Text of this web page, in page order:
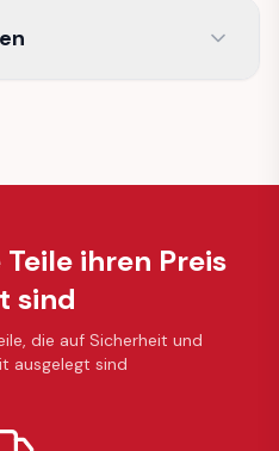
ihren Preis
sind
die auf Sicherheit und
ausgelegt sind